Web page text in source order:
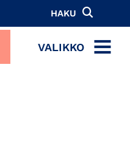
HAKU
VALIKKO
MENU